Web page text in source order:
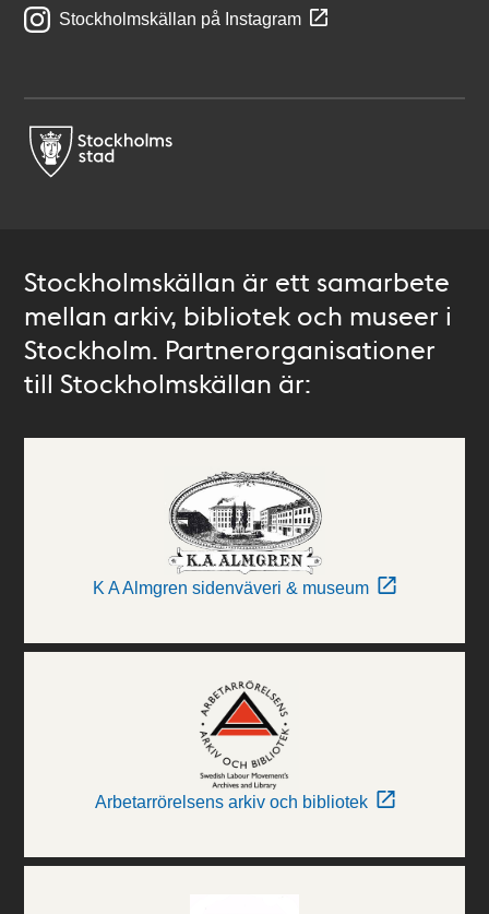
Stockholmskällan på Instagram
Stockholmskällan är ett samarbete
mellan arkiv, bibliotek och museer i
Stockholm. Partnerorganisationer
till Stockholmskällan är:
K A Almgren sidenväveri & museum
Arbetarrörelsens arkiv och bibliotek